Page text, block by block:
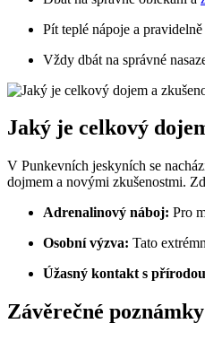
Pít teplé nápoje a
Vždy dbát na správné
Jaký je celkový
V Punkevních jeskyních se
dojmem a novými zkušenostmi.
Adrenalinový náboj: Pro
Osobní výzva: Tato
Úžasný kontakt s
Závěrečné poznámky